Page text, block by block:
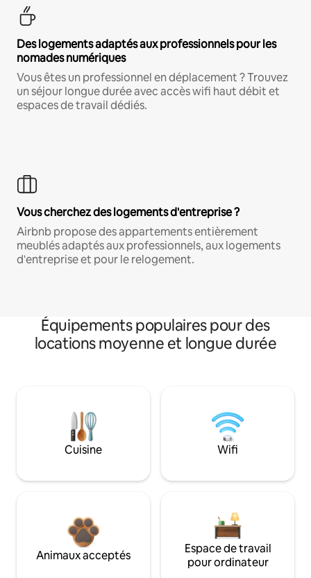
Des logements adaptés aux professionnels pour les
nomades numériques
Vous êtes un professionnel en déplacement ? Trouvez
un séjour longue durée avec accès wifi haut débit et
espaces de travail dédiés.
Vous cherchez des logements d'entreprise ?
Airbnb propose des appartements entièrement
meublés adaptés aux professionnels, aux logements
d'entreprise et pour le relogement.
Équipements populaires pour des
locations moyenne et longue durée
Cuisine Wifi
Animaux acceptés
Espace de travail
pour ordinateur